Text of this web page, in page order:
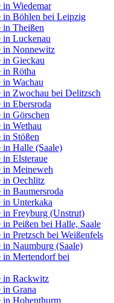
in Wiedemar
in Böhlen bei Leipzig
in Theißen
in Luckenau
in Nonnewitz
in Gieckau
in Rötha
in Wachau
in Zwochau bei Delitzsch
Ebersroda
in Görschen
in Wethau
in Stößen
in Halle (Saale)
Elsteraue
in Meineweh
in Oechlitz
Baumersroda
in Unterkaka
in Freyburg (Unstrut)
Peißen bei Halle, Saale
Pretzsch bei Weißenfels
Naumburg (Saale)
in Mertendorf bei
in Rackwitz
in Grana
in Hohenthurm